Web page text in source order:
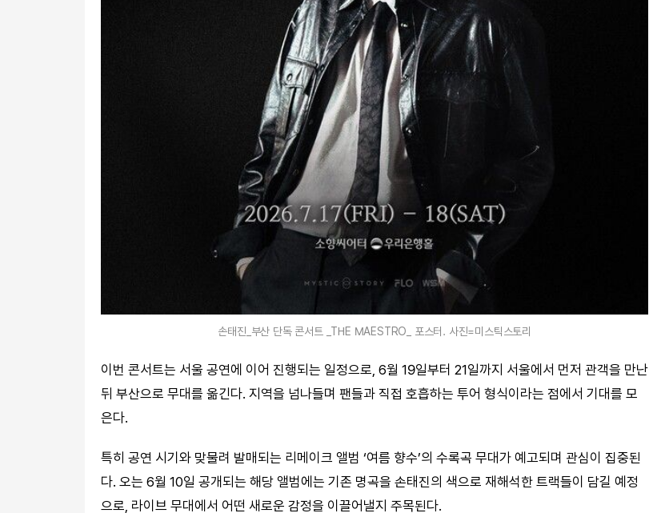
손태진_부산 단독 콘서트 _THE MAESTRO_ 포스터. 사진=미스틱스토리
이번 콘서트는 서울 공연에 이어 진행되는 일정으로, 6월 19일부터 21일까지 서울에서 먼저 관객을 만난
뒤 부산으로 무대를 옮긴다. 지역을 넘나들며 팬들과 직접 호흡하는 투어 형식이라는 점에서 기대를 모
은다.
특히 공연 시기와 맞물려 발매되는 리메이크 앨범 ‘여름 향수’의 수록곡 무대가 예고되며 관심이 집중된
다. 오는 6월 10일 공개되는 해당 앨범에는 기존 명곡을 손태진의 색으로 재해석한 트랙들이 담길 예정
으로, 라이브 무대에서 어떤 새로운 감정을 이끌어낼지 주목된다.